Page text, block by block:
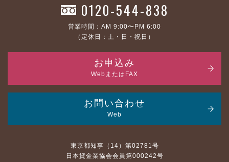
0120-544-838
営業時間：AM 9:00〜PM 6:00
（定休日：土・日・祝日）
お申込み
WebまたはFAX
お問い合わせ
Web
東京都知事（14）第02781号
日本貸金業協会会員第000242号